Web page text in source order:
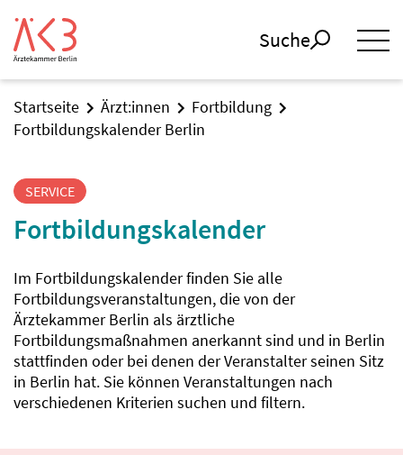
Suche
Startseite Ärzt:innen
Fortbildung
Fortbildungskalender Berlin
SERVICE
Fortbildungskalender
Im Fortbildungskalender finden Sie alle
Fortbildungsveranstaltungen, die von der
Ärztekammer Berlin als ärztliche
Fortbildungsmaßnahmen anerkannt sind und in Berlin
stattfinden oder bei denen der Veranstalter seinen Sitz
in Berlin hat. Sie können Veranstaltungen nach
verschiedenen Kriterien suchen und filtern.